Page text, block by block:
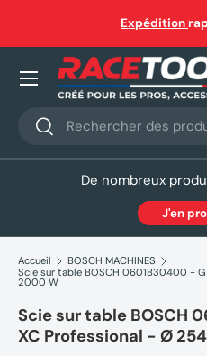
Aller au contenu
Expédition
Recherche
Rechercher
Nos produits
De nombreux
J'en
Accueil
BOSCH MACHINES
Scie sur table BOSCH 0601B30400 -
2000 W
Scie sur table BOSCH
XC Professional - Ø